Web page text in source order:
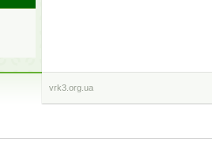
vrk3.org.ua